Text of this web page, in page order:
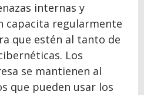
internas y
capacita regularmente
que estén al tanto de
Los
se mantienen al
que pueden usar los